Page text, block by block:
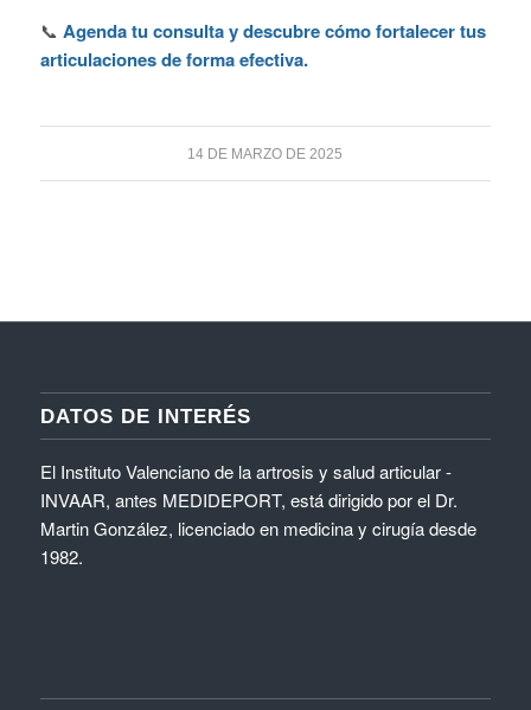
📞 Agenda tu consulta y descubre cómo fortalecer tus
articulaciones de forma efectiva.
14 DE MARZO DE 2025
DATOS DE INTERÉS
El Instituto Valenciano de la artrosis y salud articular -
INVAAR, antes MEDIDEPORT, está dirigido por el Dr.
Martin González, licenciado en medicina y cirugía desde
1982.